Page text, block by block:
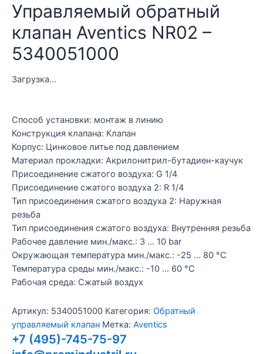
Управляемый обратный
клапан Aventics NR02 –
5340051000
Загрузка...
Способ установки: монтаж в линию
Конструкция клапана: Клапан
Корпус: Цинковое литье под давлением
Материал прокладки: Акрилонитрил-бутадиен-каучук
Присоединение сжатого воздуха: G 1/4
Присоединение сжатого воздуха 2: R 1/4
Тип присоединения сжатого воздуха 2: Наружная
резьба
Тип присоединения сжатого воздуха: Внутренняя резьба
Рабочее давление мин./макс.: 3 … 10 bar
Окружающая температура мин./макс.: -25 … 80 °C
Температура среды мин./макс.: -10 … 60 °C
Рабочая среда: Сжатый воздух
Артикул: 5340051000 Категория: Обратный
управляемый клапан Метка: Aventics
+7 (495)-745-75-97